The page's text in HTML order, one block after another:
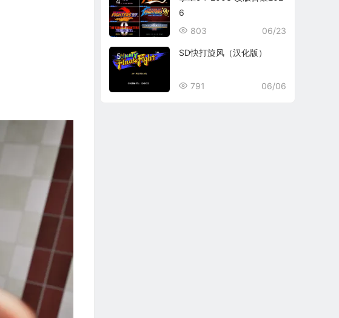
6
06/23
803
5 SD快打旋风（汉化版）
06/06
791